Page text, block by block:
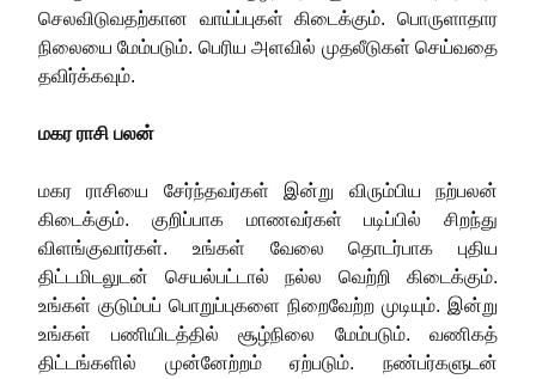
செலவிடுவதற்கான வாய்ப்புகள் கிடைக்கும். பொருளாதார
நிலையை மேம்படும். பெரிய அளவில் முதலீடுகள் செய்வதை
தவிர்க்கவும்.
மகர ராசி பலன்
மகர ராசியை சேர்ந்தவர்கள் இன்று விரும்பிய நற்பலன்
கிடைக்கும். குறிப்பாக மாணவர்கள் படிப்பில் சிறந்து
விளங்குவார்கள். உங்கள் வேலை தொடர்பாக புதிய
திட்டமிடலுடன் செயல்பட்டால் நல்ல வெற்றி கிடைக்கும்.
உங்கள் குடும்பப் பொறுப்புகளை நிறைவேற்ற முடியும். இன்று
உங்கள் பணியிடத்தில் சூழ்நிலை மேம்படும். வணிகத்
திட்டங்களில் முன்னேற்றம் ஏற்படும். நண்பர்களுடன்